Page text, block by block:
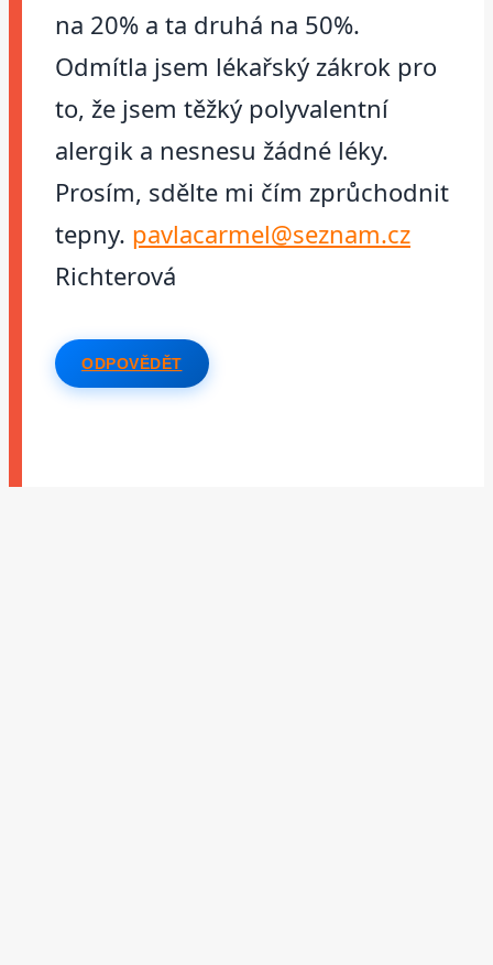
na 20% a ta druhá na 50%.
Odmítla jsem lékařský zákrok pro
to, že jsem těžký polyvalentní
alergik a nesnesu žádné léky.
Prosím, sdělte mi čím zprůchodnit
tepny. pavlacarmel@seznam.cz
Richterová
ODPOVĚDĚT